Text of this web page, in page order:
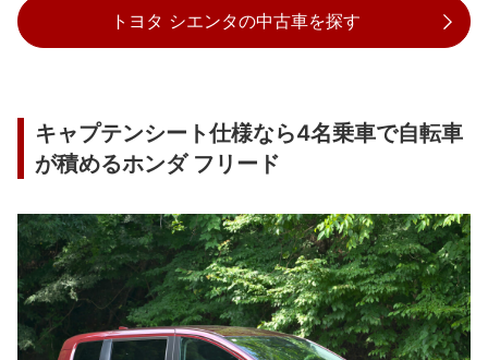
トヨタ シエンタの中古車を探す
キャプテンシート仕様なら4名乗車で自転車
が積めるホンダ フリード